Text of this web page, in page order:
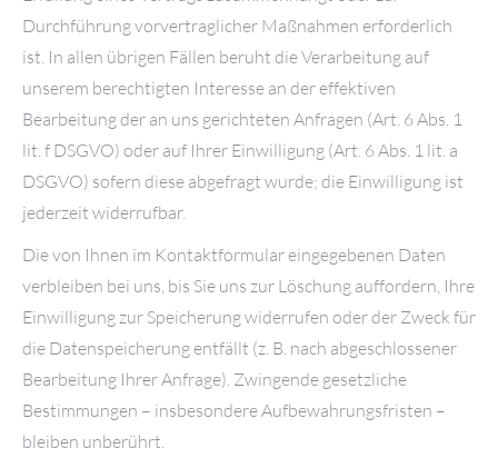
Durchführung vorvertraglicher Maßnahmen erforderlich
ist. In allen übrigen Fällen beruht die Verarbeitung auf
unserem berechtigten Interesse an der effektiven
Bearbeitung der an uns gerichteten Anfragen (Art. 6 Abs. 1
lit. f DSGVO) oder auf Ihrer Einwilligung (Art. 6 Abs. 1 lit. a
DSGVO) sofern diese abgefragt wurde; die Einwilligung ist
jederzeit widerrufbar.
Die von Ihnen im Kontaktformular eingegebenen Daten
verbleiben bei uns, bis Sie uns zur Löschung auffordern, Ihre
Einwilligung zur Speicherung widerrufen oder der Zweck für
die Datenspeicherung entfällt (z. B. nach abgeschlossener
Bearbeitung Ihrer Anfrage). Zwingende gesetzliche
Bestimmungen – insbesondere Aufbewahrungsfristen –
bleiben unberührt.